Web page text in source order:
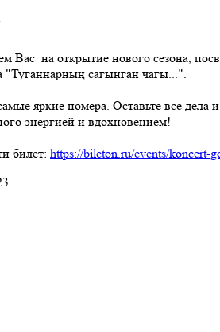
Вас на открытие нового сезона,
"Туганнарның сагынган чагы...".
яркие номера. Оставьте все дела
энергией и вдохновением!
билет: https://bileton.ru/events/koncert-